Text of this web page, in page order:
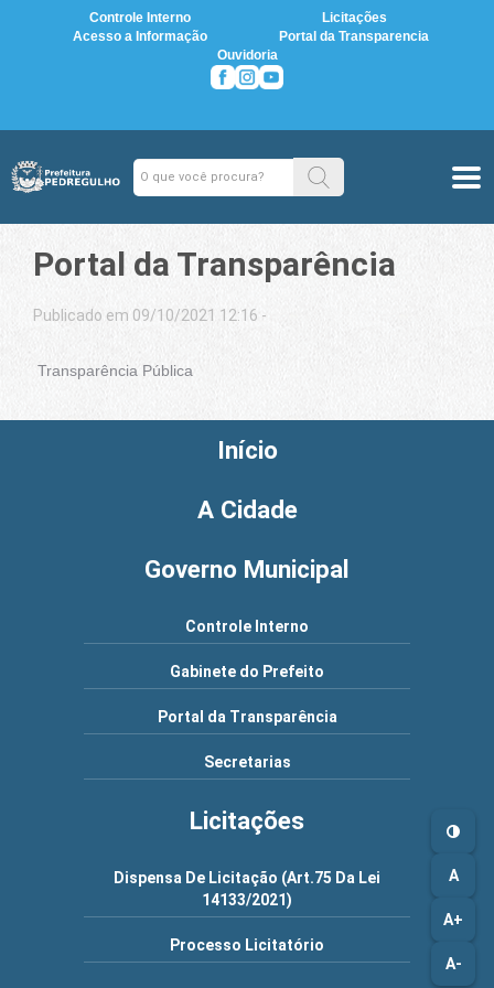
Controle Interno
Licitações
Acesso a Informação
Portal da Transparencia
Ouvidoria
A
A+
A-
Portal da Transparência
Publicado em 09/10/2021 12:16 -
Transparência Pública
Início
A Cidade
Governo Municipal
Controle Interno
Gabinete do Prefeito
Portal da Transparência
Secretarias
Licitações
Dispensa De Licitação (Art.75 Da Lei
14133/2021)
Processo Licitatório